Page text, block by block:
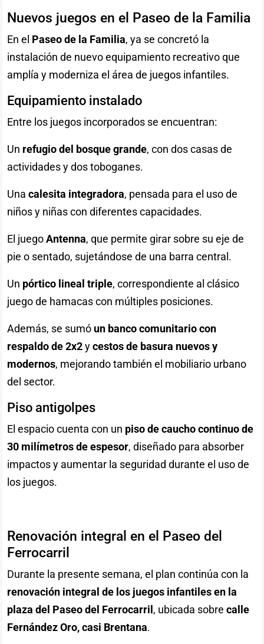
Nuevos juegos en el Paseo de la Familia
En el Paseo de la Familia, ya se concretó la
instalación de nuevo equipamiento recreativo que
amplía y moderniza el área de juegos infantiles.
Equipamiento instalado
Entre los juegos incorporados se encuentran:
Un refugio del bosque grande, con dos casas de
actividades y dos toboganes.
Unacalesita integradora, pensada para el uso de
niños y niñas con diferentes capacidades.
El juegoAntenna, que permite girar sobre su eje de
pie o sentado, sujetándose de una barra central.
Un pórtico lineal triple, correspondiente al clásico
juego de hamacas con múltiples posiciones.
Además, se sumó un banco comunitario con
respaldo de 2x2ycestos de basura nuevos y
modernos, mejorando también el mobiliario urbano
del sector.
Piso antigolpes
El espacio cuenta con un piso de caucho continuo de
30 milímetros de espesor, diseñado para absorber
impactos y aumentar la seguridad durante el uso de
los juegos.
Renovación integral en el Paseo del
Ferrocarril
Durante la presente semana, el plan continúa con la
renovación integral de los juegos infantiles en la
plaza del Paseo del Ferrocarril, ubicada sobrecalle
Fernández Oro, casi Brentana.